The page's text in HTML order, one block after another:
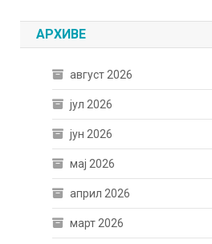
АРХИВЕ
август 2026
јул 2026
јун 2026
мај 2026
април 2026
март 2026